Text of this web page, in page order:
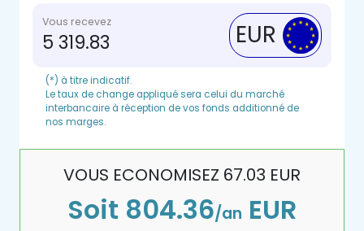
Vous recevez
5 319.83 EUR
(*) à titre indicatif.
Le taux de change appliqué sera celui du marché
interbancaire à réception de vos fonds additionné de
nos marges.
VOUS ECONOMISEZ 67.03 EUR
Soit 804.36/an EUR